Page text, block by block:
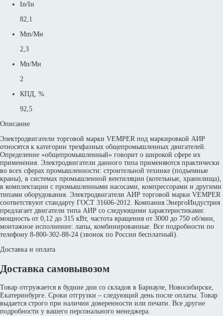
In/Iн
82,1
Mm/Mн
2,3
Mn/Mн
2
КПД, %
92,5
Описание
Электродвигатели торговой марки VEMPER под маркировкой АИР
относятся к категории трехфазных общепромышленных двигателей.
Определение «общепромышленный» говорит о широкой сфере их
применения. Электродвигатели данного типа применяются практически
во всех сферах промышленности: строительной технике (подъемные
краны), в системах промышленной вентиляции (котельные, хранилища),
в комплектации с промышленными насосами, компрессорами и другими
типами оборудования. Электродвигатели АИР торговой марки VEMPER
соответствуют стандарту ГОСТ 31606-2012. Компания ЭнергоИндустрия
предлагает двигатели типа АИР со следующими характеристиками:
мощность от 0,12 до 315 кВт, частота вращения от 3000 до 750 об/мин,
монтажное исполнение: лапы, комбинированные. Все подробности по
телефону 8-800-302-88-24 (звонок по России бесплатный).
Доставка и оплата
Доставка самовывозом
Товар отгружается в будние дни со складов в Барнауле, Новосибирске,
Екатеринбурге. Сроки отгрузки – следующий день после оплаты. Товар
выдается строго при наличии доверенности или печати. Все другие
подробности у вашего персонального менеджера.